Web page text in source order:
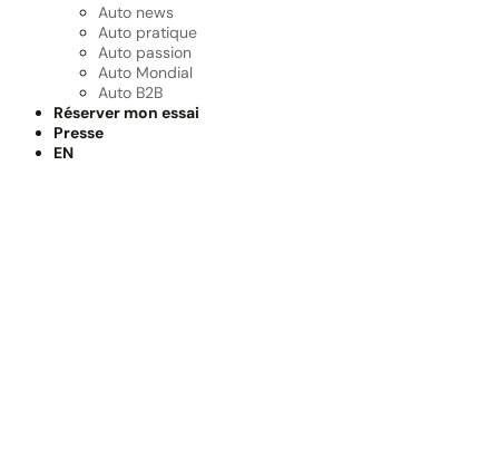
Auto news
Auto pratique
Auto passion
Auto Mondial
Auto B2B
Réserver mon essai
Presse
EN